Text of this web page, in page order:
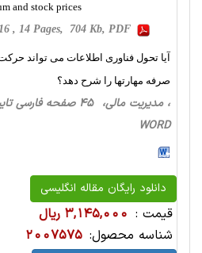
and stock prices
, 14 Pages, 704 Kb, PDF
آیا تحول فناوری اطلاعات می تواند
صرفه مهارتها را شرح دهد؟
WORD
دانلود رایگان مقاله انگلیسی
قیمت : 3,145,000 ریال
شناسه محصول: 2007575